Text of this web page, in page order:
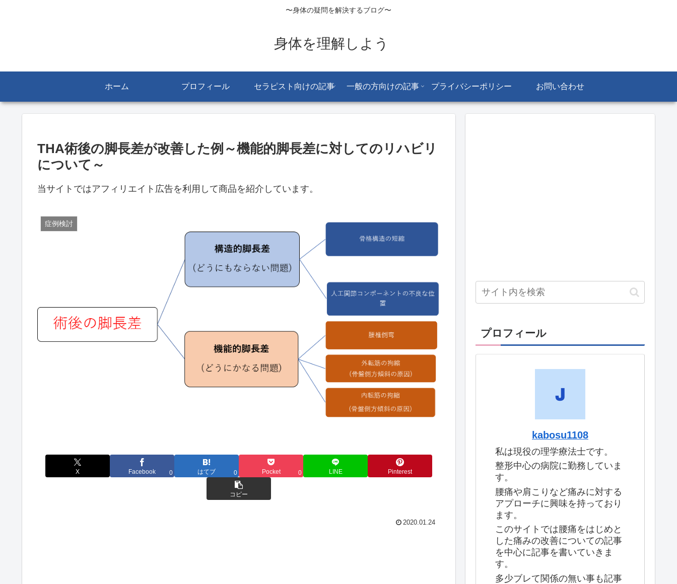
〜身体の疑問を解決するブログ〜
身体を理解しよう
ホーム プロフィール セラピスト向けの記事 一般の方向けの記事 プライバシーポリシー お問い合わせ
THA術後の脚長差が改善した例～機能的脚長差に対してのリハビリ
について～
当サイトではアフィリエイト広告を利用して商品を紹介しています。
症例検討
X Facebook 0 はてブ 0 Pocket 0 LINE Pinterest
コピー
2020.01.24
プロフィール
kabosu1108
私は現役の理学療法士です。
整形中心の病院に勤務していま
す。
腰痛や肩こりなど痛みに対する
アプローチに興味を持っており
ます。
このサイトでは腰痛をはじめと
した痛みの改善についての記事
を中心に記事を書いていきま
す。
多少ブレて関係の無い事も記事